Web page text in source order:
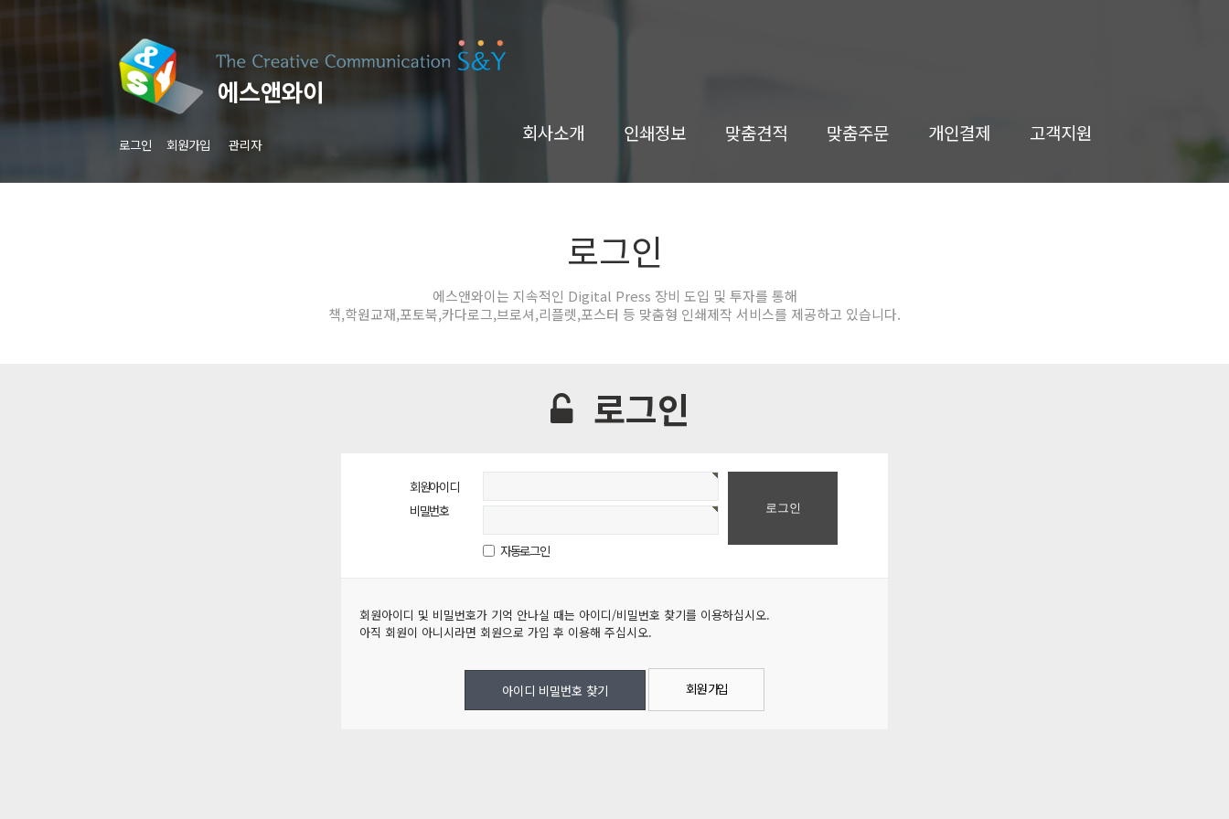
로그인 회원가입 관리자 회사소개 인쇄정보 맞춤견적 맞춤주문 개인결제 고객지원
로그인
에스앤와이는 지속적인 Digital Press 장비 도입 및 투자를 통해
책,학원교재,포토북,카다로그,브로셔,리플렛,포스터 등 맞춤형 인쇄제작 서비스를 제공하고 있습니다.
로그인
회원아이디
비밀번호
자동로그인
회원아이디 및 비밀번호가 기억 안나실 때는 아이디/비밀번호 찾기를 이용하십시오.
아직 회원이 아니시라면 회원으로 가입 후 이용해 주십시오.
아이디 비밀번호 찾기 회원 가입